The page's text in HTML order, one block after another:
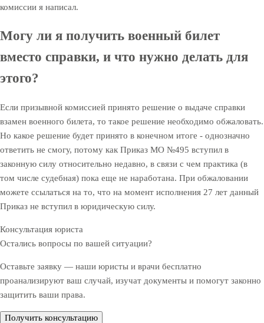
комиссии я написал.
Могу ли я получить военный билет
вместо справки, и что нужно делать для
этого?
Если призывной комиссией принято решение о выдаче справки
взамен военного билета, то такое решение необходимо обжаловать.
Но какое решение будет принято в конечном итоге - однозначно
ответить не смогу, потому как Приказ МО №495 вступил в
законную силу относительно недавно, в связи с чем практика (в
том числе судебная) пока еще не наработана. При обжаловании
можете ссылаться на то, что на момент исполнения 27 лет данный
Приказ не вступил в юридическую силу.
Консультация юриста
Остались вопросы по вашей ситуации?
Оставьте заявку — наши юристы и врачи бесплатно
проанализируют ваш случай, изучат документы и помогут законно
защитить ваши права.
Получить консультацию